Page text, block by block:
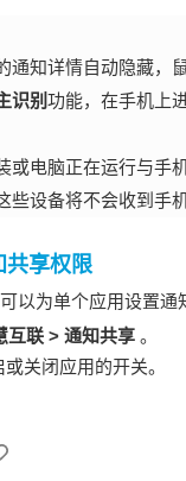
通知详情自动隐藏，
识别 功能，在手机上
或电脑正在运行与手
些设备将不会收到手
共享权限
以为单个应用设置通
互联> 通知共享 。
关闭应用的开关。